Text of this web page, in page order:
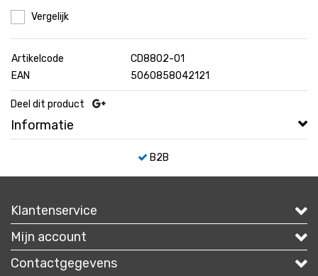
Vergelijk
Artikelcode
CD8802-01
EAN
5060858042121
Deel dit product
Informatie
B2B
Klantenservice
Mijn account
Contactgegevens